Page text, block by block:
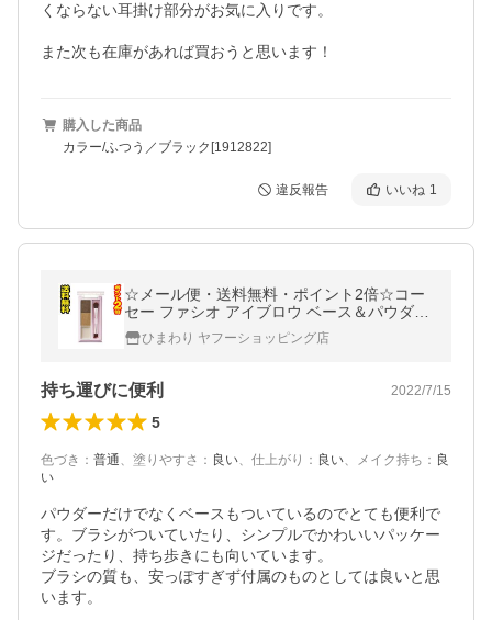
くならない耳掛け部分がお気に入りです。
また次も在庫があれば買おうと思います！
購入した商品
カラー/ふつう／ブラック[1912822]
違反報告 いいね 1
☆メール便・送料無料・ポイント2倍☆コー
セー ファシオ アイブロウ ベース＆パウダー
02 ライトブラウン(2.5g)
ひまわり ヤフーショッピング店
持ち運びに便利 2022/7/15
5
色づき ： 普通、 塗りやすさ ： 良い、 仕上がり ： 良い、 メイク持ち ： 良
い
パウダーだけでなくベースもついているのでとても便利で
す。ブラシがついていたり、シンプルでかわいいパッケー
ジだったり、持ち歩きにも向いています。
ブラシの質も、安っぽすぎず付属のものとしては良いと思
います。